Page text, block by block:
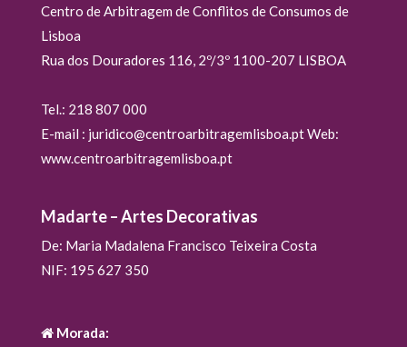
Centro de Arbitragem de Conflitos de Consumos de
Lisboa
Rua dos Douradores 116, 2º/3º 1100-207 LISBOA
Tel.: 218 807 000
E-mail : juridico@centroarbitragemlisboa.pt Web:
www.centroarbitragemlisboa.pt
Madarte – Artes Decorativas
De: Maria Madalena Francisco Teixeira Costa
NIF: 195 627 350
Morada: